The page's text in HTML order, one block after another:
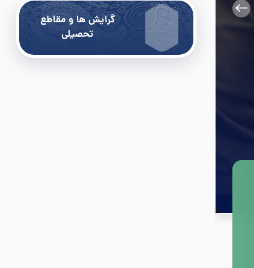
گرایش ها و مقاطع
تحصیلی